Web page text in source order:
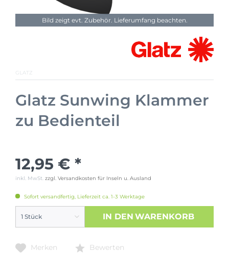
Bild zeigt evt. Zubehör. Lieferumfang beachten.
GLATZ
Glatz Sunwing Klammer
zu Bedienteil
12,95 € *
inkl. MwSt. zzgl. Versandkosten für Inseln u. Ausland
Sofort versandfertig, Lieferzeit ca. 1-3 Werktage
IN DEN WARENKORB
Merken Bewerten